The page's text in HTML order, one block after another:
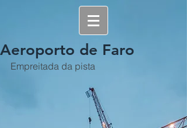
Aeroporto de Faro
Empreitada da pista